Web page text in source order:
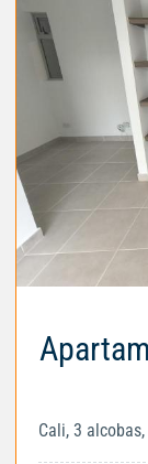
Cali, 3